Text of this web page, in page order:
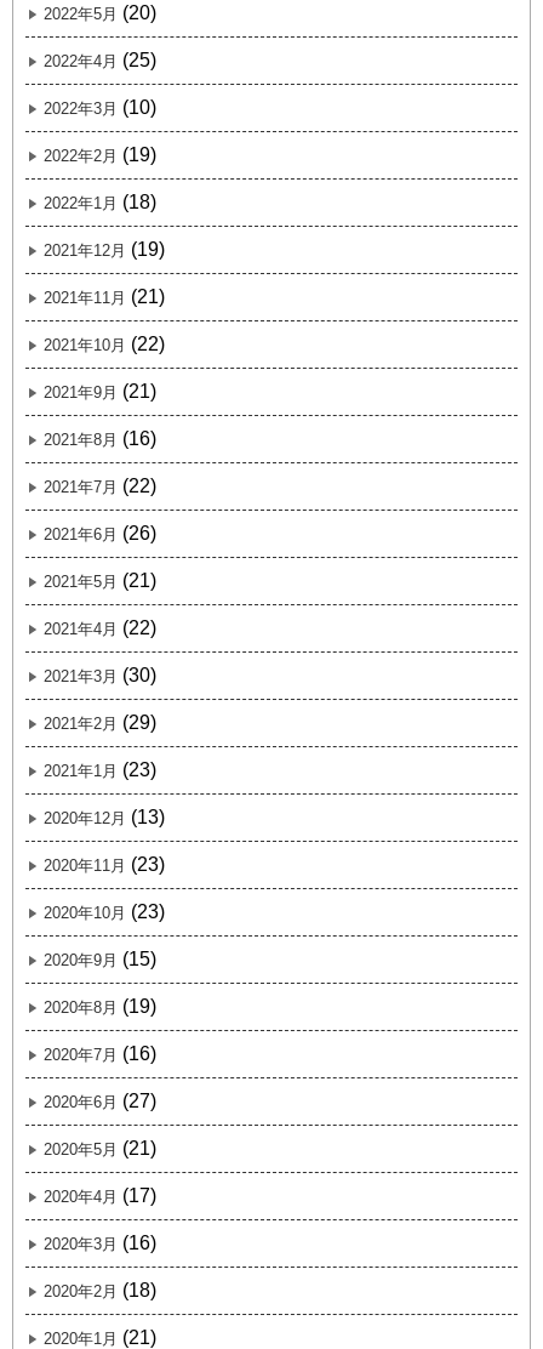
2022年5月 (20)
2022年4月 (25)
2022年3月 (10)
2022年2月 (19)
2022年1月 (18)
2021年12月 (19)
2021年11月 (21)
2021年10月 (22)
2021年9月 (21)
2021年8月 (16)
2021年7月 (22)
2021年6月 (26)
2021年5月 (21)
2021年4月 (22)
2021年3月 (30)
2021年2月 (29)
2021年1月 (23)
2020年12月 (13)
2020年11月 (23)
2020年10月 (23)
2020年9月 (15)
2020年8月 (19)
2020年7月 (16)
2020年6月 (27)
2020年5月 (21)
2020年4月 (17)
2020年3月 (16)
2020年2月 (18)
2020年1月 (21)